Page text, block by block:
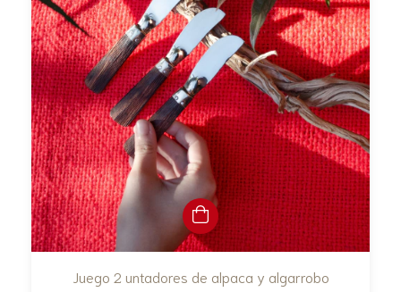
Juego 2 untadores de alpaca y algarrobo